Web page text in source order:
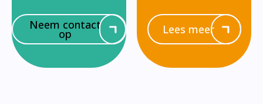
Neem contact
op Lees meer